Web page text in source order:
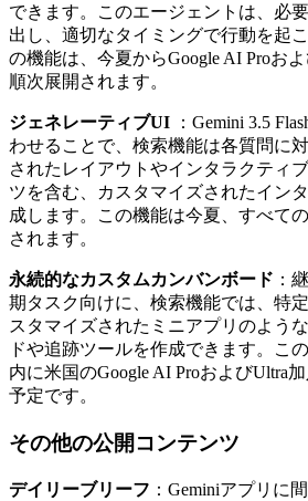
できます。このエージェントは、必
出し、適切なタイミングで行動を起
の機能は、今夏からGoogle AI Proお
順次展開されます。
ジェネレーティブUI ：Gemini 3.5
わせることで、検索機能は各質問に
されたレイアウトやインタラクティ
ツを含む、カスタマイズされたイン
成します。この機能は今夏、すべて
されます。
永続的なカスタムカンバンボード ：
期タスク向けに、検索機能では、特
スタマイズされたミニアプリのよう
ドや追跡ツールを作成できます。こ
内に米国のGoogle AI ProおよびUltra
予定です。
その他の公開コンテンツ
デイリーブリーフ ：Geminiアプリに